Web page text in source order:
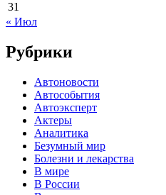
31
« Июл
Рубрики
Автоновости
Автособытия
Автоэксперт
Актеры
Аналитика
Безумный мир
Болезни и лекарства
В мире
В России